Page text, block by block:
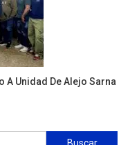
A Unidad De Alejo Sarna
Buscar: